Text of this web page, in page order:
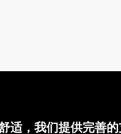
适，我们提供完善